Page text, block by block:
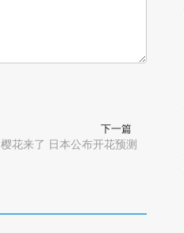
下一篇
樱花来了 日本公布开花预测